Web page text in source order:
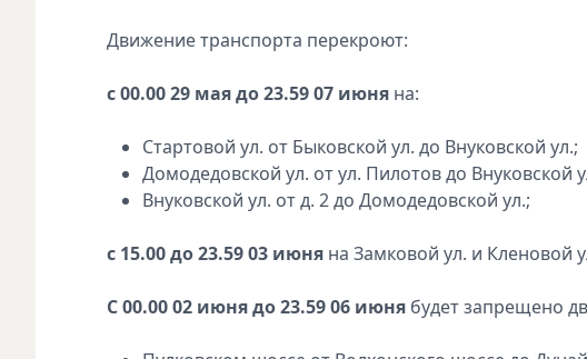
Движение транспорта перекроют:
с 00.00 29 мая до 23.59 07 июня на:
Стартовой ул. от Быковской ул. до Внуковской ул.;
Домодедовской ул. от ул. Пилотов до Внуковской
Внуковской ул. от д. 2 до Домодедовской ул.;
с 15.00 до 23.59 03 июня на Замковой ул. и Кленовой
С 00.00 02 июня до 23.59 06 июня будет запрещено